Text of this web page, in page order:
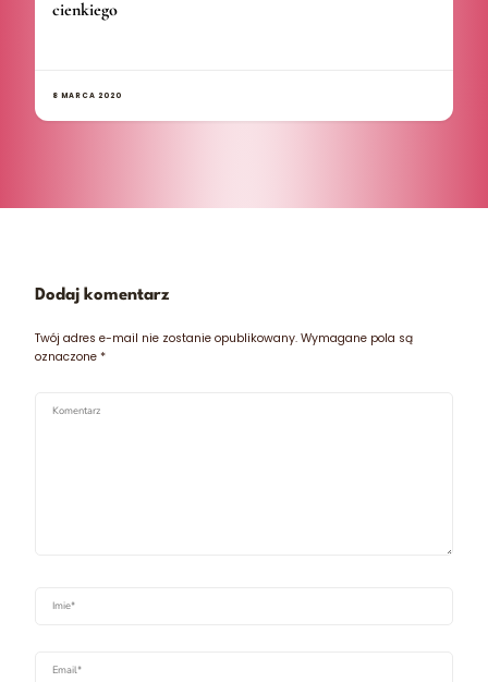
cienkiego
8 MARCA 2020
Dodaj komentarz
Twój adres e-mail nie zostanie opublikowany. Wymagane pola są
oznaczone *